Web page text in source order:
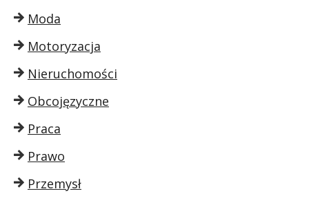
Moda
Motoryzacja
Nieruchomości
Obcojęzyczne
Praca
Prawo
Przemysł